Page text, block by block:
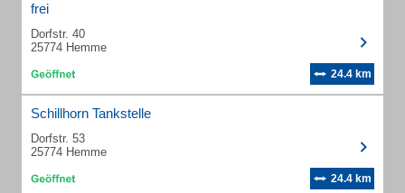
frei
Dorfstr. 40
25774 Hemme
24.4 km
Schillhorn Tankstelle
Dorfstr. 53
25774 Hemme
24.4 km